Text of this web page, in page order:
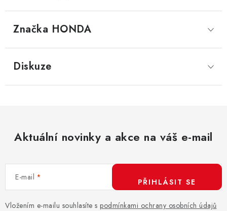
Značka HONDA
Diskuze
Aktuální novinky a akce na váš e-mail
E-mail
Vložením e-mailu souhlasíte s podmínkami ochrany osobních údajů
PŘIHLÁSIT SE